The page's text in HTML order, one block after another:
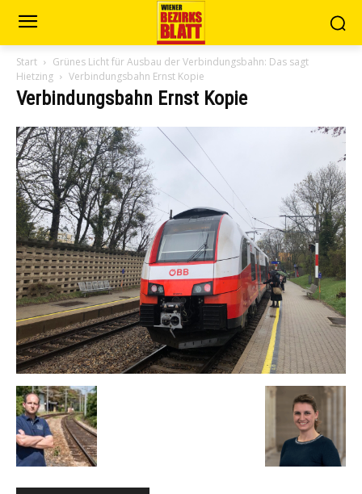
Start
Grünes Licht für Ausbau der Verbindungsbahn: Das sagt
Hietzing
Verbindungsbahn Ernst Kopie
Verbindungsbahn Ernst Kopie